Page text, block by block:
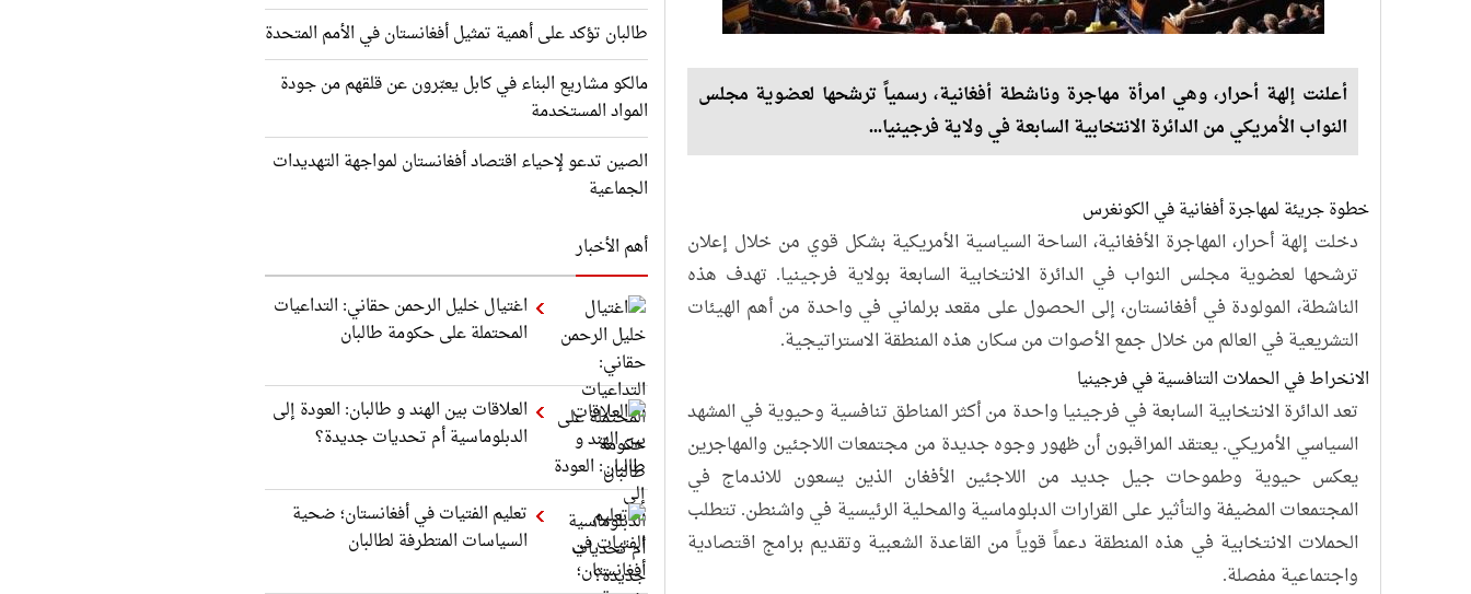
أعلنت إلهة أحرار، وهي امرأة مهاجرة وناشطة أفغانية، رسمياً ترشحها لعضوية مجلس
النواب الأمريكي من الدائرة الانتخابية السابعة في ولاية فرجينيا...
خطوة جريئة لمهاجرة أفغانية في الكونغرس
دخلت إلهة أحرار، المهاجرة الأفغانية، الساحة السياسية الأمريكية بشكل قوي من خلال إعلان
ترشحها لعضوية مجلس النواب في الدائرة الانتخابية السابعة بولاية فرجينيا. تهدف هذه
الناشطة، المولودة في أفغانستان، إلى الحصول على مقعد برلماني في واحدة من أهم الهيئات
التشريعية في العالم من خلال جمع الأصوات من سكان هذه المنطقة الاستراتيجية.
الانخراط في الحملات التنافسية في فرجينيا
تعد الدائرة الانتخابية السابعة في فرجينيا واحدة من أكثر المناطق تنافسية وحيوية في المشهد
السياسي الأمريكي. يعتقد المراقبون أن ظهور وجوه جديدة من مجتمعات اللاجئين والمهاجرين
يعكس حيوية وطموحات جيل جديد من اللاجئين الأفغان الذين يسعون للاندماج في
المجتمعات المضيفة والتأثير على القرارات الدبلوماسية والمحلية الرئيسية في واشنطن. تتطلب
الحملات الانتخابية في هذه المنطقة دعماً قوياً من القاعدة الشعبية وتقديم برامج اقتصادية
واجتماعية مفصلة.
طالبان تؤكد على أهمية تمثيل أفغانستان في الأمم المتحدة
مالكو مشاريع البناء في كابل يعبّرون عن قلقهم من جودة
المواد المستخدمة
الصين تدعو لإحياء اقتصاد أفغانستان لمواجهة التهديدات
الجماعية
أهم الأخبار
اغتيال خليل الرحمن حقاني: التداعيات
المحتملة على حكومة طالبان
العلاقات بين الهند و طالبان: العودة إلى
الدبلوماسية أم تحديات جديدة؟
تعليم الفتيات في أفغانستان؛ ضحية
السياسات المتطرفة لطالبان